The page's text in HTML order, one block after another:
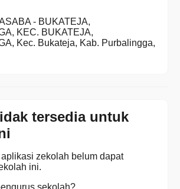
- BUKATEJA,
KEC. BUKATEJA,
Kec. Bukateja, Kab. Purbalingga,
tersedia untuk
zekolah belum dapat
ini.
sekolah?